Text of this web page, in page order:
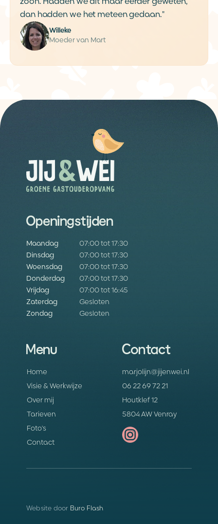
dan hadden we het meteen gedaan."
Willeke
Moeder van Mart
Contact
Menu
Openingstijden
07:00 tot 17:30
07:00 tot 17:30
07:00 tot 17:30
07:00 tot 17:30
07:00 tot 16:45
Gesloten
Gesloten
Maandag
Dinsdag
Woensdag
Donderdag
Vrijdag
Zaterdag
Zondag
Foto's
Contact
Tarieven
Over mij
Visie & Werkwijze
Website door Buro Flash
Home
5804 AW Venray
Houtklef 12
06 22 69 72 21
marjolijn@jijenwei.nl